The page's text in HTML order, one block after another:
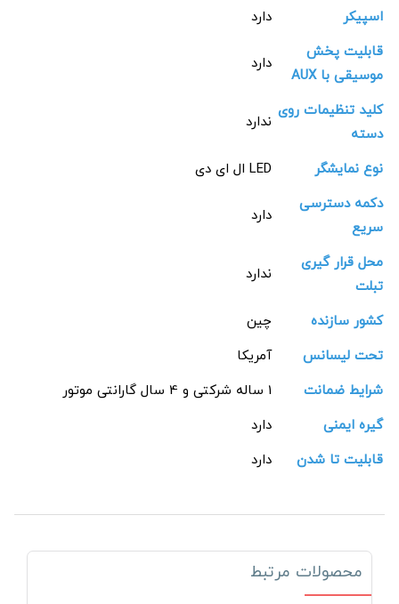
اسپیکر
دارد
قابلیت پخش
موسیقی با AUX
دارد
کلید تنظیمات روی
دسته
ندارد
نوع نمایشگر
LED ال ای دی
دکمه دسترسی
سریع
دارد
محل قرار گیری
تبلت
ندارد
کشور سازنده
چین
تحت لیسانس
آمریکا
شرایط ضمانت
1 ساله شرکتی و 4 سال گارانتی موتور
گیره ایمنی
دارد
قابلیت تا شدن
دارد
محصولات مرتبط